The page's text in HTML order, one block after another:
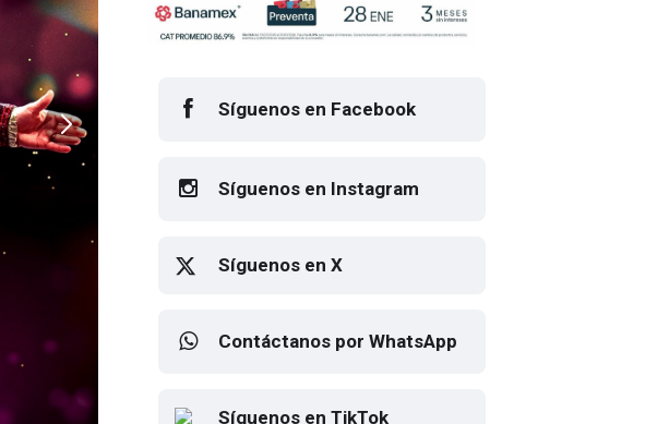
Síguenos en Facebook
Síguenos en Instagram
Síguenos en X
Contáctanos por WhatsApp
Síguenos en TikTok
Elton John regresa a CDMX